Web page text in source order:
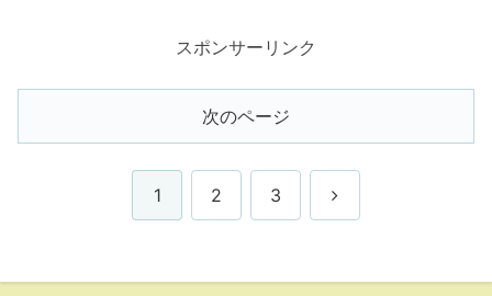
スポンサーリンク
次のページ
1 2 3 次